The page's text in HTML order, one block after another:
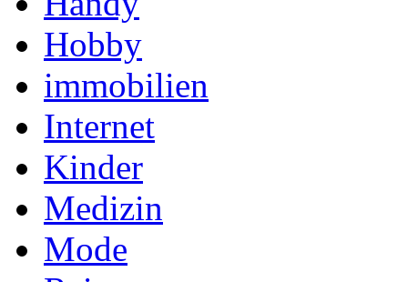
Hobby
immobilien
Internet
Kinder
Medizin
Mode